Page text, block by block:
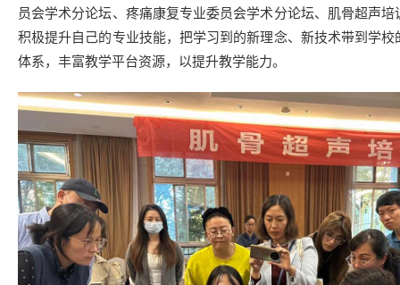
员会学术分论坛、疼痛康复专业委员会学术分论坛、肌骨超声
积极提升自己的专业技能，把学习到的新理念、新技术带到学
体系，丰富教学平台资源，以提升教学能力。